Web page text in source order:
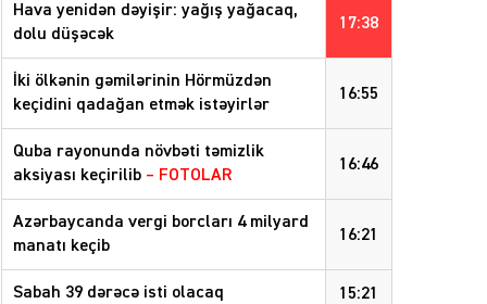
17:38
Hava yenidən dəyişir: yağış yağacaq,
dolu düşəcək
16:55
İki ölkənin gəmilərinin Hörmüzdən
keçidini qadağan etmək istəyirlər
16:46
Quba rayonunda növbəti təmizlik
aksiyası keçirilib – FOTOLAR
16:21
Azərbaycanda vergi borcları 4 milyard
manatı keçib
15:21
Sabah 39 dərəcə isti olacaq